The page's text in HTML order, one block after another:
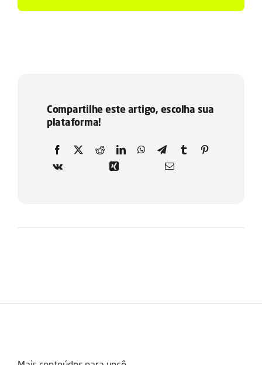
Compartilhe este artigo, escolha sua
plataforma!